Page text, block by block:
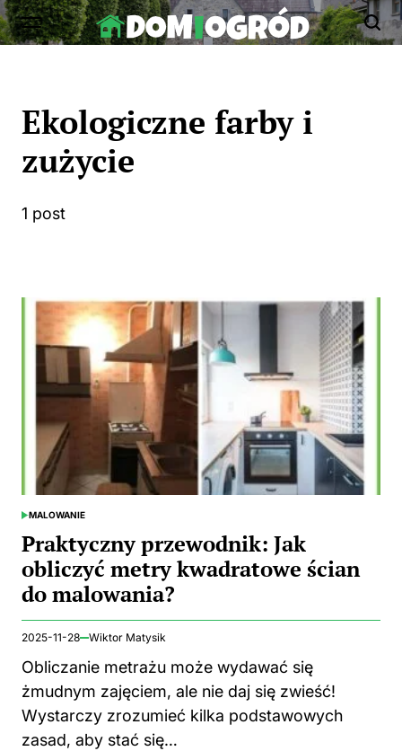
Skip
to
Ekologiczne farby i
zużycie
1 post
POSTED
MALOWANIE
Praktyczny przewodnik: Jak
obliczyć metry kwadratowe ścian
do malowania?
2025-11-28 Wiktor Matysik
Obliczanie metrażu może wydawać się
żmudnym zajęciem, ale nie daj się zwieść!
Wystarczy zrozumieć kilka podstawowych
zasad, aby stać się…